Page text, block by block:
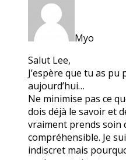
Myo
Salut Lee,
J’espère que tu as
aujourd’hui…
Ne minimise pas ce
dois déjà le savoir et
vraiment prends soin
compréhensible. Je
indiscret mais